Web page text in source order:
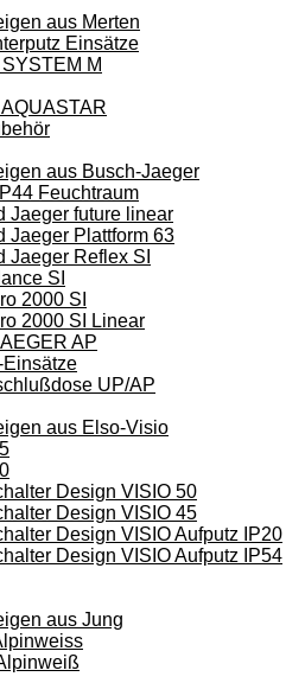
aus Merten
Einsätze
M
aus Busch-Jaeger
Feuchtraum
Jaeger future linear
Jaeger Plattform 63
Jaeger Reflex SI
SI
2000 SI
2000 SI Linear
AP
Einsätze
UP/AP
aus Elso-Visio
Design VISIO 50
Design VISIO 45
Design VISIO Aufputz IP20
Design VISIO Aufputz IP54
aus Jung